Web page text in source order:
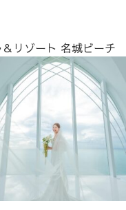
リゾート 名城ビーチ